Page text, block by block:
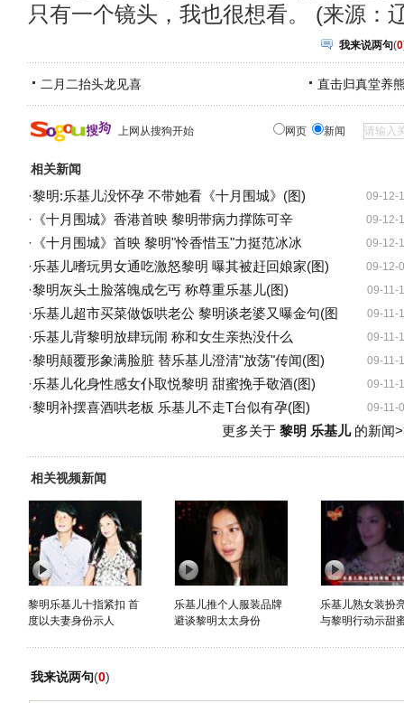
只有一个镜头，我也很想看。 (来源：
我来说两句(0
二月二抬头龙见喜 直击归真堂养
上网从搜狗开始 网页 新闻
相关新闻
09-12-
·黎明:乐基儿没怀孕 不带她看《十月围城》(图)
09-12-
· 《十月围城》香港首映 黎明带病力撑陈可辛
09-12-
· 《十月围城》首映 黎明"怜香惜玉"力挺范冰冰
09-12-
·乐基儿嗜玩男女通吃激怒黎明 曝其被赶回娘家(图)
09-11-
·黎明灰头土脸落魄成乞丐 称尊重乐基儿(图)
09-11-
·乐基儿超市买菜做饭哄老公 黎明谈老婆又曝金句(图
09-11-
·乐基儿背黎明放肆玩闹 称和女生亲热没什么
09-11-
·黎明颠覆形象满脸脏 替乐基儿澄清"放荡"传闻(图)
09-11-
·乐基儿化身性感女仆取悦黎明 甜蜜挽手敬酒(图)
09-11-
·黎明补摆喜酒哄老板 乐基儿不走T台似有孕(图)
更多关于 黎明 乐基儿的新闻
相关视频新闻
黎明乐基儿十指紧扣 首
度以夫妻身份示人
乐基儿推个人服装品牌
避谈黎明太太身份
乐基儿熟女装扮
与黎明行动示甜
我来说两句(0)